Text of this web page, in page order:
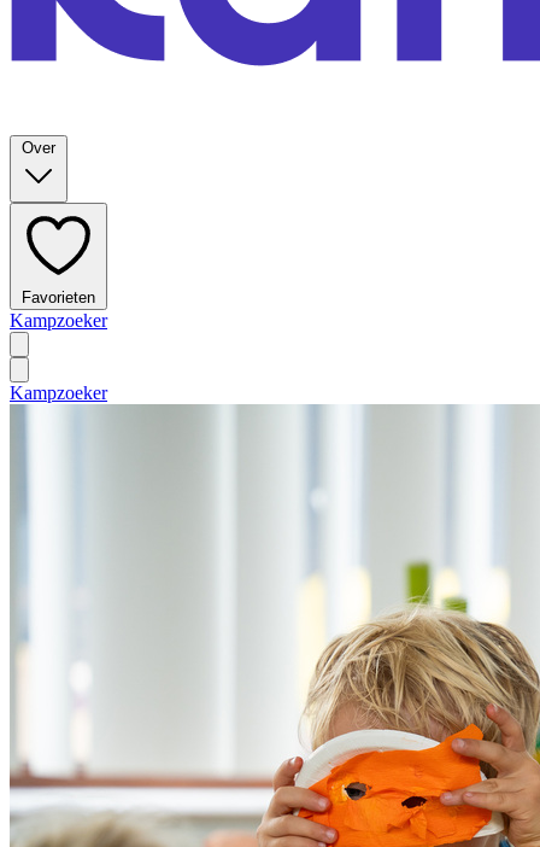
Over
Favorieten
Kampzoeker
Kampzoeker